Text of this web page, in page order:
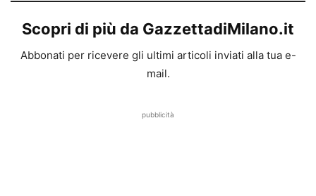
Scopri di più da GazzettadiMilano.it
Abbonati per ricevere gli ultimi articoli inviati alla tua e-
mail.
pubblicità